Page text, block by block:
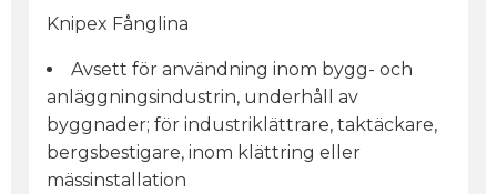
Knipex Fånglina
Avsett för användning inom bygg- och
anläggningsindustrin, underhåll av
byggnader; för industriklättrare, taktäckare,
bergsbestigare, inom klättring eller
mässinstallation